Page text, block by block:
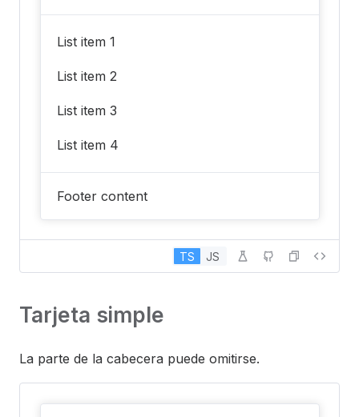
List item 1
List item 2
List item 3
List item 4
Footer content
TS JS
Tarjeta simple
La parte de la cabecera puede omitirse.